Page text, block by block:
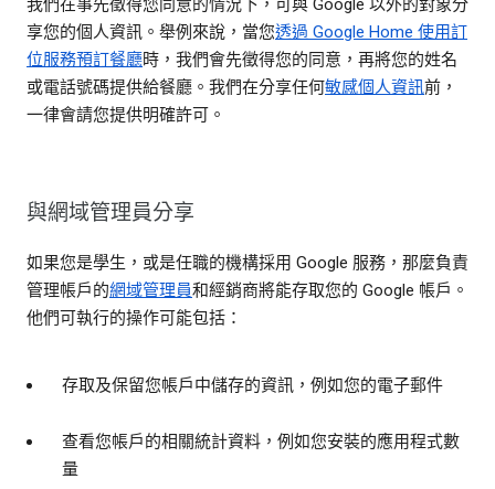
我們在事先徵得您同意的情況下，可與 Google 以外的對象分
享您的個人資訊。舉例來說，當您透過 Google Home 使用訂
位服務預訂餐廳時，我們會先徵得您的同意，再將您的姓名
或電話號碼提供給餐廳。我們在分享任何敏感個人資訊前，
一律會請您提供明確許可。
與網域管理員分享
如果您是學生，或是任職的機構採用 Google 服務，那麼負責
管理帳戶的網域管理員和經銷商將能存取您的 Google 帳戶。
他們可執行的操作可能包括：
存取及保留您帳戶中儲存的資訊，例如您的電子郵件
查看您帳戶的相關統計資料，例如您安裝的應用程式數
量